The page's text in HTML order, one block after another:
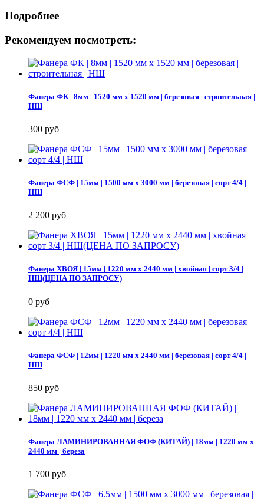
Подробнее
Рекомендуем посмотреть:
Фанера ФК | 8мм | 1520 мм х 1520 мм | березовая | строительная |
НШ
300 руб
Фанера ФСФ | 15мм | 1500 мм х 3000 мм | березовая | сорт 4/4 |
НШ
2 200 руб
Фанера ХВОЯ | 15мм | 1220 мм х 2440 мм | хвойная | сорт 3/4 |
НШ(ЦЕНА ПО ЗАПРОСУ)
0 руб
Фанера ФСФ | 12мм | 1220 мм х 2440 мм | березовая | сорт 4/4 |
НШ
850 руб
Фанера ЛАМИНИРОВАННАЯ ФОФ (КИТАЙ) | 18мм | 1220 мм х
2440 мм | береза
1 700 руб